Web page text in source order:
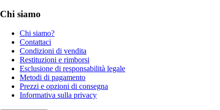
Chi siamo
Chi siamo?
Contattaci
Condizioni di vendita
Restituzioni e rimborsi
Esclusione di responsabilità legale
Metodi di pagamento
Prezzi e opzioni di consegna
Informativa sulla privacy